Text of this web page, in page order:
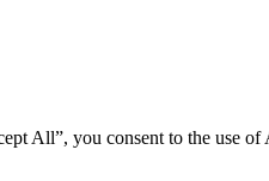
All”, you consent to the use